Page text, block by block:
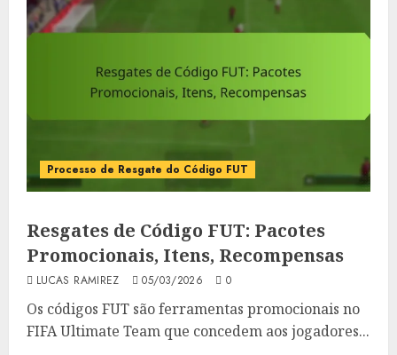
Processo de Resgate do Código FUT
Resgates de Código FUT: Pacotes
Promocionais, Itens, Recompensas
LUCAS RAMIREZ 05/03/2026 0
Os códigos FUT são ferramentas promocionais no
FIFA Ultimate Team que concedem aos jogadores...